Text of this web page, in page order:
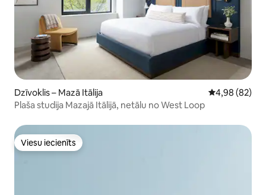
Dzīvoklis – Mazā Itālija Vidējais
4,98 (82)
Plaša studija Mazajā Itālijā, netālu no West Loop
Viesu iecienīts
Viesu iecienīts